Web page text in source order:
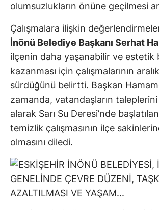
olumsuzlukların önüne geçilmesi
Çalışmalara ilişkin
İnönü Belediye Başkanı Serhat
ilçenin daha yaşanabilir ve estetik
kazanması için çalışmalarının
sürdüğünü belirtti. Başkan
zamanda, vatandaşların
alarak Sarı Su Deresi’nde
temizlik çalışmasının ilçe
olmasını diledi.